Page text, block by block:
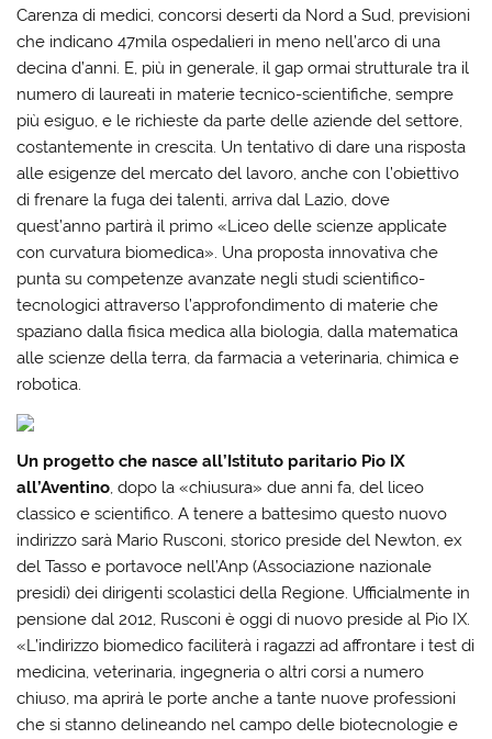
Carenza di medici, concorsi deserti da Nord a Sud, previsioni
che indicano 47mila ospedalieri in meno nell’arco di una
decina d’anni. E, più in generale, il gap ormai strutturale tra il
numero di laureati in materie tecnico-scientifiche, sempre
più esiguo, e le richieste da parte delle aziende del settore,
costantemente in crescita. Un tentativo di dare una risposta
alle esigenze del mercato del lavoro, anche con l’obiettivo
di frenare la fuga dei talenti, arriva dal Lazio, dove
quest’anno partirà il primo «Liceo delle scienze applicate
con curvatura biomedica». Una proposta innovativa che
punta su competenze avanzate negli studi scientifico-
tecnologici attraverso l’approfondimento di materie che
spaziano dalla fisica medica alla biologia, dalla matematica
alle scienze della terra, da farmacia a veterinaria, chimica e
robotica.
Un progetto che nasce all’Istituto paritario Pio IX
all’Aventino, dopo la «chiusura» due anni fa, del liceo
classico e scientifico. A tenere a battesimo questo nuovo
indirizzo sarà Mario Rusconi, storico preside del Newton, ex
del Tasso e portavoce nell’Anp (Associazione nazionale
presidi) dei dirigenti scolastici della Regione. Ufficialmente in
pensione dal 2012, Rusconi è oggi di nuovo preside al Pio IX.
«L’indirizzo biomedico faciliterà i ragazzi ad affrontare i test di
medicina, veterinaria, ingegneria o altri corsi a numero
chiuso, ma aprirà le porte anche a tante nuove professioni
che si stanno delineando nel campo delle biotecnologie e